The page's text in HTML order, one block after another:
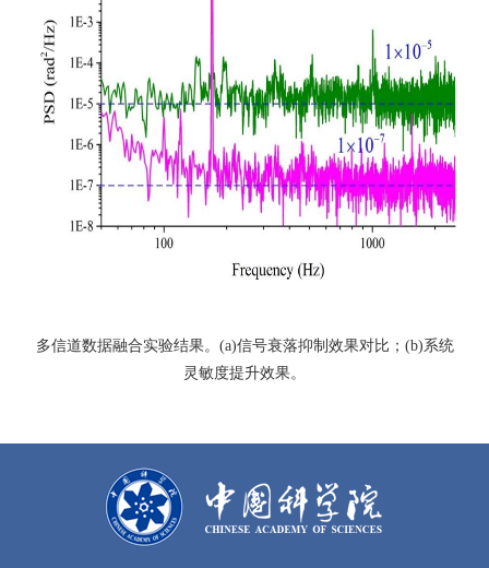
多信道数据融合实验结果。(a)信号衰落抑制效果对比；(b)系统
灵敏度提升效果。